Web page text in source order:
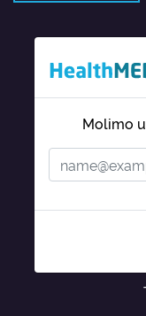
Molimo